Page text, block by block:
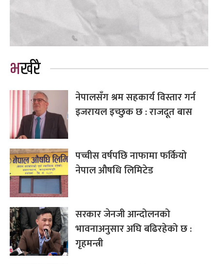
भर्खरै
नेपालसँग श्रम सहकार्य विस्तार गर्न
इजरायल इच्छुक छ : राजदूत बास
पच्चीस वर्षपछि नाफामा फर्कियो
नेपाल औषधि लिमिटेड
सरकार जेनजी आन्दोलनको
भावनाअनुसार अघि बढिरहेको छ :
गृहमन्त्री